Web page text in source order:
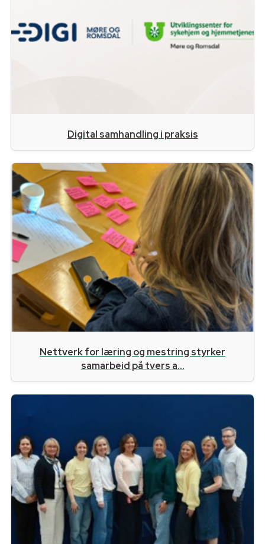
Digital samhandling i praksis
Nettverk for læring og mestring styrker
samarbeid på tvers a...